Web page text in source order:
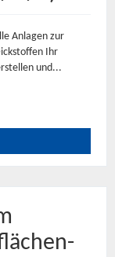
Anlagen zur
Ihr
und...